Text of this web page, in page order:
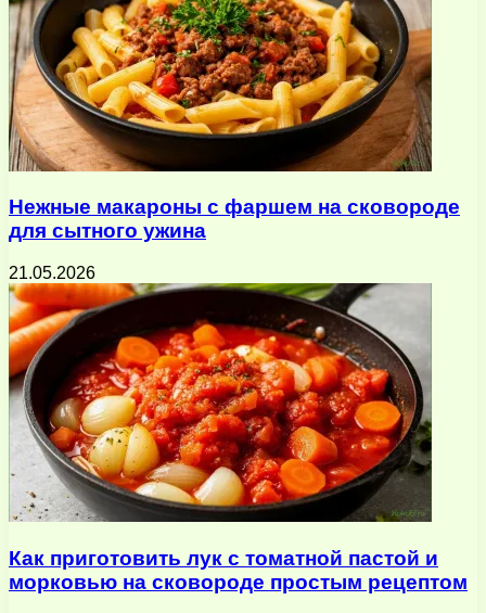
Нежные макароны с фаршем на сковороде
для сытного ужина
21.05.2026
Как приготовить лук с томатной пастой и
морковью на сковороде простым рецептом